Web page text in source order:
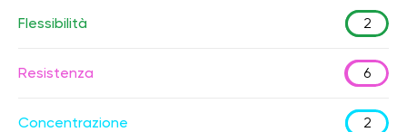
Flessibilità 2
Resistenza 6
Concentrazione 2